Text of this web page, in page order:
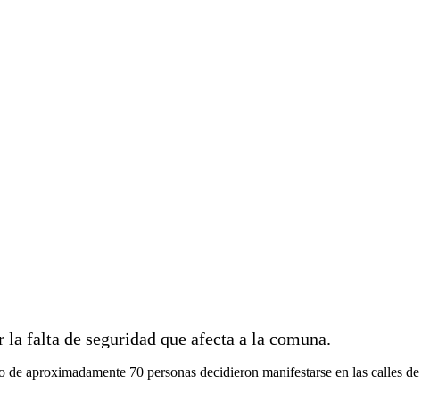
falta de seguridad que afecta a la comuna.
aproximadamente 70 personas decidieron manifestarse en las calles de